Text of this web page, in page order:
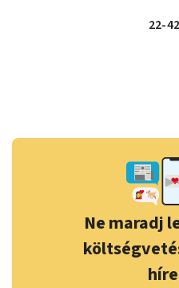
22-42
Ne maradj